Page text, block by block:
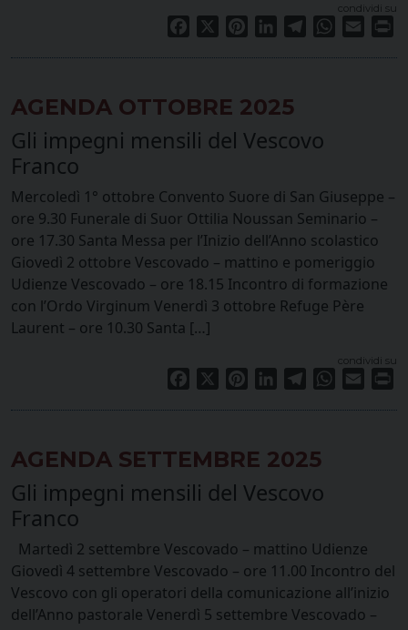
condividi su
Facebook PinterestLinkedInTelegramWhatsApp
Email
AGENDA OTTOBRE 2025
Gli impegni mensili del Vescovo
Franco
Mercoledì 1° ottobre Convento Suore di San Giuseppe –
ore 9.30 Funerale di Suor Ottilia Noussan Seminario –
ore 17.30 Santa Messa per l’Inizio dell’Anno scolastico
Giovedì 2 ottobre Vescovado – mattino e pomeriggio
Udienze Vescovado – ore 18.15 Incontro di formazione
con l’Ordo Virginum Venerdì 3 ottobre Refuge Père
Laurent – ore 10.30 Santa […]
condividi su
Facebook PinterestLinkedInTelegramWhatsApp
Email
AGENDA SETTEMBRE 2025
Gli impegni mensili del Vescovo
Franco
Martedì 2 settembre Vescovado – mattino Udienze
Giovedì 4 settembre Vescovado – ore 11.00 Incontro del
Vescovo con gli operatori della comunicazione all’inizio
dell’Anno pastorale Venerdì 5 settembre Vescovado –